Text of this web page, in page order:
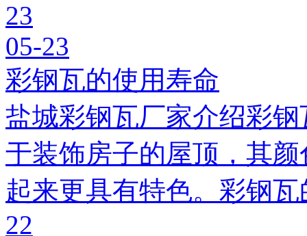
23
05-23
彩钢瓦的使用寿命
盐城彩钢瓦厂家介绍彩
于装饰房子的屋顶，其
起来更具有特色。彩钢
22